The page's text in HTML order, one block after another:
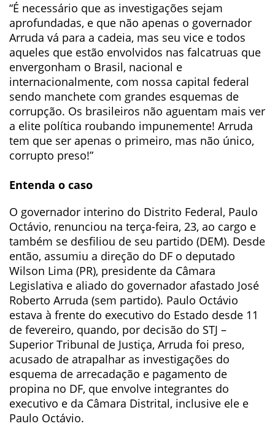
“É necessário que as investigações sejam
aprofundadas, e que não apenas o governador
Arruda vá para a cadeia, mas seu vice e todos
aqueles que estão envolvidos nas falcatruas que
envergonham o Brasil, nacional e
internacionalmente, com nossa capital federal
sendo manchete com grandes esquemas de
corrupção. Os brasileiros não aguentam mais ver
a elite política roubando impunemente! Arruda
tem que ser apenas o primeiro, mas não único,
corrupto preso!”
Entenda o caso
O governador interino do Distrito Federal, Paulo
Octávio, renunciou na terça-feira, 23, ao cargo e
também se desfiliou de seu partido (DEM). Desde
então, assumiu a direção do DF o deputado
Wilson Lima (PR), presidente da Câmara
Legislativa e aliado do governador afastado José
Roberto Arruda (sem partido). Paulo Octávio
estava à frente do executivo do Estado desde 11
de fevereiro, quando, por decisão do STJ –
Superior Tribunal de Justiça, Arruda foi preso,
acusado de atrapalhar as investigações do
esquema de arrecadação e pagamento de
propina no DF, que envolve integrantes do
executivo e da Câmara Distrital, inclusive ele e
Paulo Octávio.